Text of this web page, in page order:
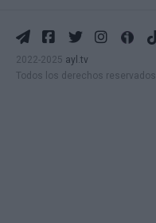
2022-2025 ayl.tv
Todos los derechos reservados